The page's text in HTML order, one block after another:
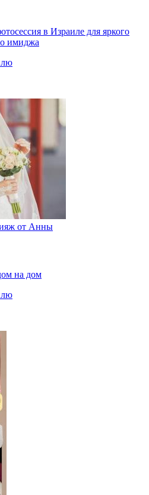
в Израиле для яркого
имиджа
от Анны
на дом